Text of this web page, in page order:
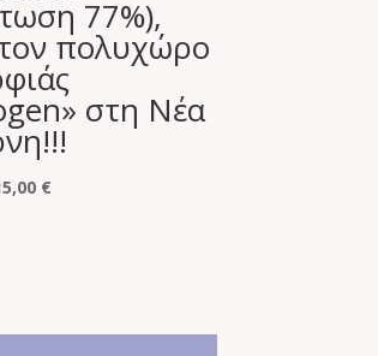
77%),
πολυχώρο
στη Νέα
€